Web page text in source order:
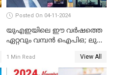
Posted On 04-11-2024
യുഎഇയിലെ ഈ വർഷത്തെ
ഏറ്റവും വമ്പൻ ഐപിഒ; ലുലു
സമാപനം,വൻ ഡിമാൻഡ്;
വിൽപന 30
1 Min Read View All